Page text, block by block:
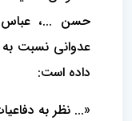
حسن ...، عباس
عدوانی نسبت
داده است:
«... نظر به